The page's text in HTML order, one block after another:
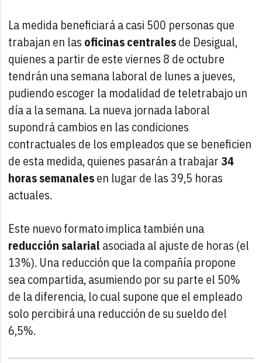
La medida beneficiará a casi 500 personas que
trabajan en las oficinas centralesde Desigual,
quienes a partir de este viernes 8 de octubre
tendrán una semana laboral de lunes a jueves,
pudiendo escoger la modalidad de teletrabajo un
día a la semana. La nueva jornada laboral
supondrá cambios en las condiciones
contractuales de los empleados que se beneficien
de esta medida, quienes pasarán a trabajar34
horas semanalesen lugar de las 39,5 horas
actuales.
Este nuevo formato implica también una
reducción salarialasociada al ajuste de horas (el
13%). Una reducción que la compañía propone
sea compartida, asumiendo por su parte el 50%
de la diferencia, lo cual supone que el empleado
solo percibirá una reducción de su sueldo del
6,5%.